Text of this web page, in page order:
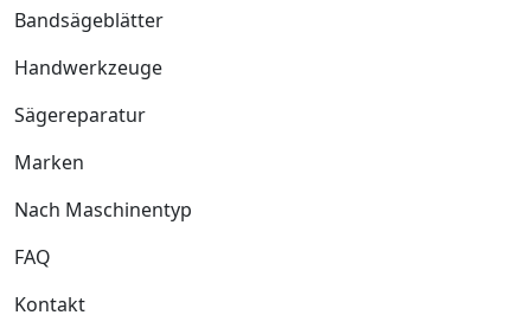
Bandsägeblätter
Handwerkzeuge
Sägereparatur
Marken
Nach Maschinentyp
FAQ
Kontakt